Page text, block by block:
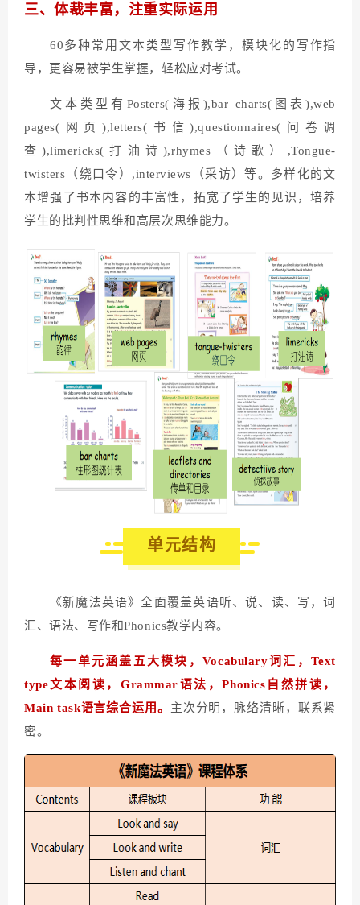
三、体裁丰富，注重实际运用
60多种常用文本类型写作教学，模块化的写作指
导，更容易被学生掌握，轻松应对考试。
文本类型有Posters(海报),bar charts(图表),web
pages(网页),letters(书信),questionnaires(问卷调
查),limericks(打油诗),rhymes（诗歌）,Tongue-
twisters（绕口令）,interviews（采访）等。多样化的文
本增强了书本内容的丰富性，拓宽了学生的见识，培养
学生的批判性思维和高层次思维能力。
单元结构
《新魔法英语》全面覆盖英语听、说、读、写，词
汇、语法、写作和Phonics教学内容。
每一单元涵盖五大模块，Vocabulary词汇，Text
type文本阅读 ，Grammar语法，Phonics自然拼读，
Main task语言综合运用。 主次分明，脉络清晰，联系紧
密。